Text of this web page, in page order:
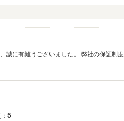
うございました。 弊社の保証制度（1年保
5